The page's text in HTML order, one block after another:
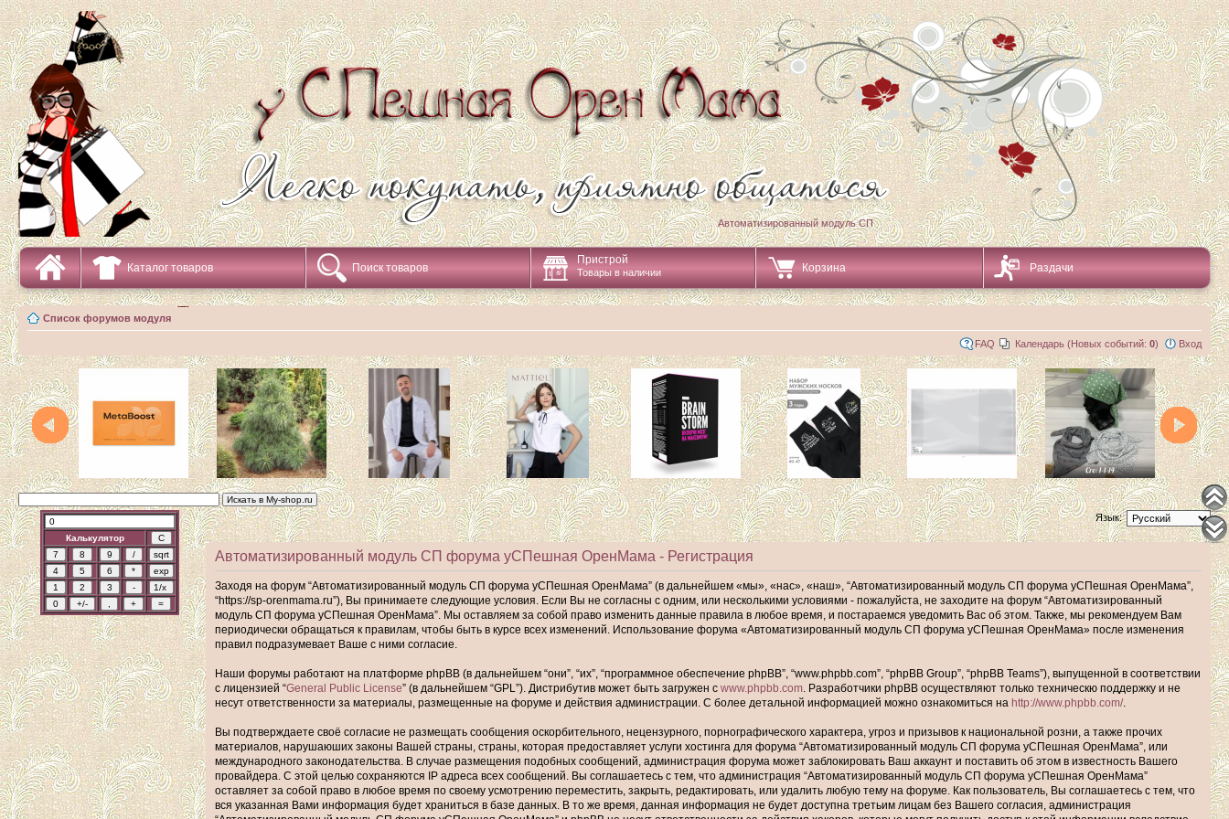
Автоматизированный модуль СП
Каталог товаров Поиск товаров
Пристрой
Товары в наличии Корзина Раздачи
Список форумов модуля
FAQ Календарь (Новых событий: 0) Вход
Калькулятор
Язык:
Автоматизированный модуль СП форума уСПешная ОренМама - Регистрация
Заходя на форум “Автоматизированный модуль СП форума уСПешная ОренМама” (в дальнейшем «мы», «нас», «наш», “Автоматизированный модуль СП форума уСПешная ОренМама”,
“https://sp-orenmama.ru”), Вы принимаете следующие условия. Если Вы не согласны с одним, или несколькими условиями - пожалуйста, не заходите на форум “Автоматизированный
модуль СП форума уСПешная ОренМама”. Мы оставляем за собой право изменить данные правила в любое время, и постараемся уведомить Вас об этом. Также, мы рекомендуем Вам
периодически обращаться к правилам, чтобы быть в курсе всех изменений. Использование форума «Автоматизированный модуль СП форума уСПешная ОренМама» после изменения
правил подразумевает Ваше с ними согласие.
Наши форумы работают на платформе phpBB (в дальнейшем “они”, “их”, “программное обеспечение phpBB”, “www.phpbb.com”, “phpBB Group”, “phpBB Teams”), выпущенной в соответствии
с лицензией “General Public License” (в дальнейшем “GPL”). Дистрибутив может быть загружен с www.phpbb.com . Разработчики phpBB осуществляют только техническю поддержку и не
несут ответственности за материалы, размещенные на форуме и действия администрации. С более детальной информацией можно ознакомиться на http://www.phpbb.com/.
Вы подтверждаете своё согласие не размещать сообщения оскорбительного, нецензурного, порнографического характера, угроз и призывов к национальной розни, а также прочих
материалов, нарушаюших законы Вашей страны, страны, которая предоставляет услуги хостинга для форума “Автоматизированный модуль СП форума уСПешная ОренМама”, или
международного законодательства. В случае размещения подобных сообщений, администрация форума может заблокировать Ваш аккаунт и поставить об этом в известность Вашего
провайдера. С этой целью сохраняются IP адреса всех сообщений. Вы соглашаетесь с тем, что администрация “Автоматизированный модуль СП форума уСПешная ОренМама”
оставляет за собой право в любое время по своему усмотрению переместить, закрыть, редактировать, или удалить любую тему на форуме. Как пользователь, Вы соглашаетесь с тем, что
вся указанная Вами информация будет храниться в базе данных. В то же время, данная информация не будет доступна третьим лицам без Вашего согласия, администрация